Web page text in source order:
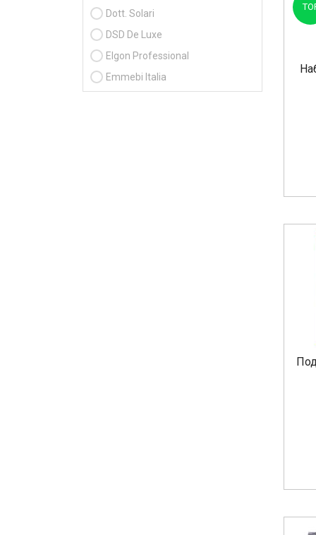
Dott. Solari
DSD De Luxe
Elgon Professional
Emmebi Italia